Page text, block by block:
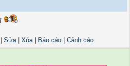
Sửa| Xóa| Báo cáo Cảnh cáo